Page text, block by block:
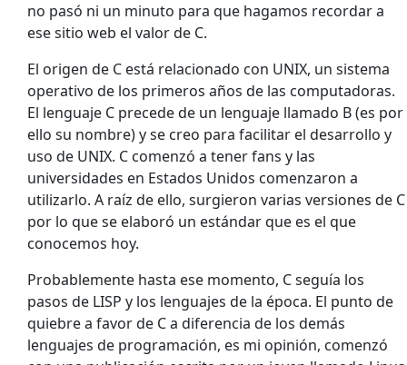
no pasó ni un minuto para que hagamos recordar a
ese sitio web el valor de C.
El origen de C está relacionado con UNIX, un sistema
operativo de los primeros años de las computadoras.
El lenguaje C precede de un lenguaje llamado B (es por
ello su nombre) y se creo para facilitar el desarrollo y
uso de UNIX. C comenzó a tener fans y las
universidades en Estados Unidos comenzaron a
utilizarlo. A raíz de ello, surgieron varias versiones de C
por lo que se elaboró un estándar que es el que
conocemos hoy.
Probablemente hasta ese momento, C seguía los
pasos de LISP y los lenguajes de la época. El punto de
quiebre a favor de C a diferencia de los demás
lenguajes de programación, es mi opinión, comenzó